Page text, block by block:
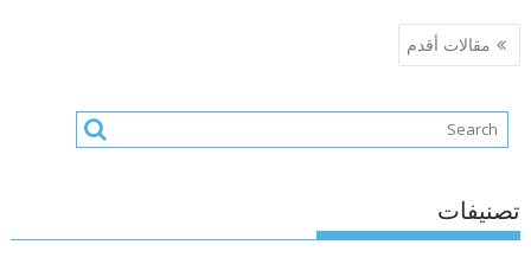
تصفّح
المقالات
مقالات أقدم
تصنيفات